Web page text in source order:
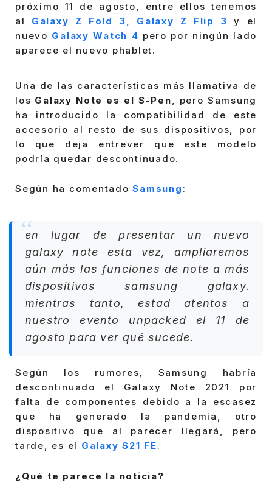
próximo 11 de agosto, entre ellos tenemos
al Galaxy Z Fold 3, Galaxy Z Flip 3
y el
nuevo Galaxy Watch 4 pero por ningún lado
aparece el nuevo phablet.
Una de las características más llamativa de
los Galaxy Note es el S-Pen , pero Samsung
ha introducido la compatibilidad de este
accesorio al resto de sus dispositivos, por
lo que deja entrever que este modelo
podría quedar descontinuado.
Según ha comentadoSamsung :
en lugar de presentar un nuevo
galaxy note esta vez, ampliaremos
aún más las funciones de note a más
dispositivos samsung galaxy.
mientras tanto, estad atentos a
nuestro evento unpacked el 11 de
agosto para ver qué sucede.
Según los rumores, Samsung habría
descontinuado el Galaxy Note 2021 por
falta de componentes debido a la escasez
que ha generado la pandemia, otro
dispositivo que al parecer llegará, pero
tarde, es el Galaxy S21 FE.
¿Qué te parece la noticia?